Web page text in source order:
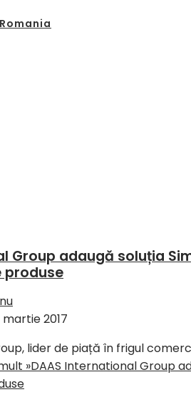
Group adaugă soluția
produse
martie 2017
lider de piață în frigul
»DAAS International Group